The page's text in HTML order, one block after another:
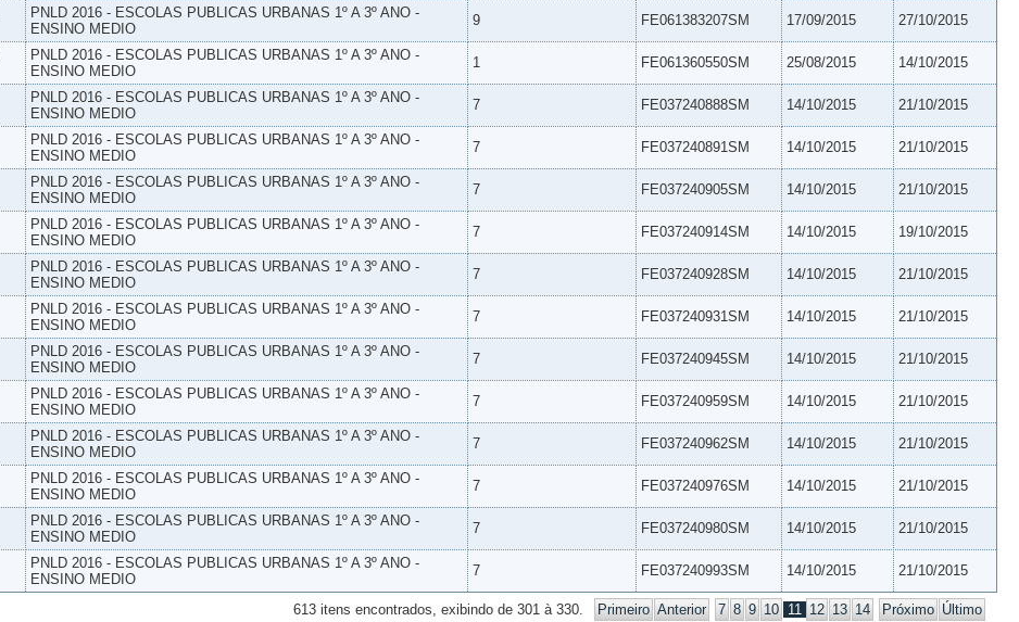
PNLD 2016 - ESCOLAS PUBLICAS URBANAS 1º A 3º ANO -
ENSINO MEDIO
9 FE061383207SM 17/09/2015 27/10/2015
PNLD 2016 - ESCOLAS PUBLICAS URBANAS 1º A 3º ANO -
ENSINO MEDIO
1 FE061360550SM 25/08/2015 14/10/2015
PNLD 2016 - ESCOLAS PUBLICAS URBANAS 1º A 3º ANO -
ENSINO MEDIO
7 FE037240888SM 14/10/2015 21/10/2015
PNLD 2016 - ESCOLAS PUBLICAS URBANAS 1º A 3º ANO -
ENSINO MEDIO
7 FE037240891SM 14/10/2015 21/10/2015
PNLD 2016 - ESCOLAS PUBLICAS URBANAS 1º A 3º ANO -
ENSINO MEDIO
7 FE037240905SM 14/10/2015 21/10/2015
PNLD 2016 - ESCOLAS PUBLICAS URBANAS 1º A 3º ANO -
ENSINO MEDIO
7 FE037240914SM 14/10/2015 19/10/2015
PNLD 2016 - ESCOLAS PUBLICAS URBANAS 1º A 3º ANO -
ENSINO MEDIO
7 FE037240928SM 14/10/2015 21/10/2015
PNLD 2016 - ESCOLAS PUBLICAS URBANAS 1º A 3º ANO -
ENSINO MEDIO
7 FE037240931SM 14/10/2015 21/10/2015
PNLD 2016 - ESCOLAS PUBLICAS URBANAS 1º A 3º ANO -
ENSINO MEDIO
7 FE037240945SM 14/10/2015 21/10/2015
PNLD 2016 - ESCOLAS PUBLICAS URBANAS 1º A 3º ANO -
ENSINO MEDIO
7 FE037240959SM 14/10/2015 21/10/2015
PNLD 2016 - ESCOLAS PUBLICAS URBANAS 1º A 3º ANO -
ENSINO MEDIO
7 FE037240962SM 14/10/2015 21/10/2015
PNLD 2016 - ESCOLAS PUBLICAS URBANAS 1º A 3º ANO -
ENSINO MEDIO
7 FE037240976SM 14/10/2015 21/10/2015
PNLD 2016 - ESCOLAS PUBLICAS URBANAS 1º A 3º ANO -
ENSINO MEDIO
7 FE037240980SM 14/10/2015 21/10/2015
PNLD 2016 - ESCOLAS PUBLICAS URBANAS 1º A 3º ANO -
ENSINO MEDIO
7 FE037240993SM 14/10/2015 21/10/2015
613 itens encontrados, exibindo de 301 à 330. Primeiro Anterior 7 8 9 10 11 12 13 14 Próximo Último